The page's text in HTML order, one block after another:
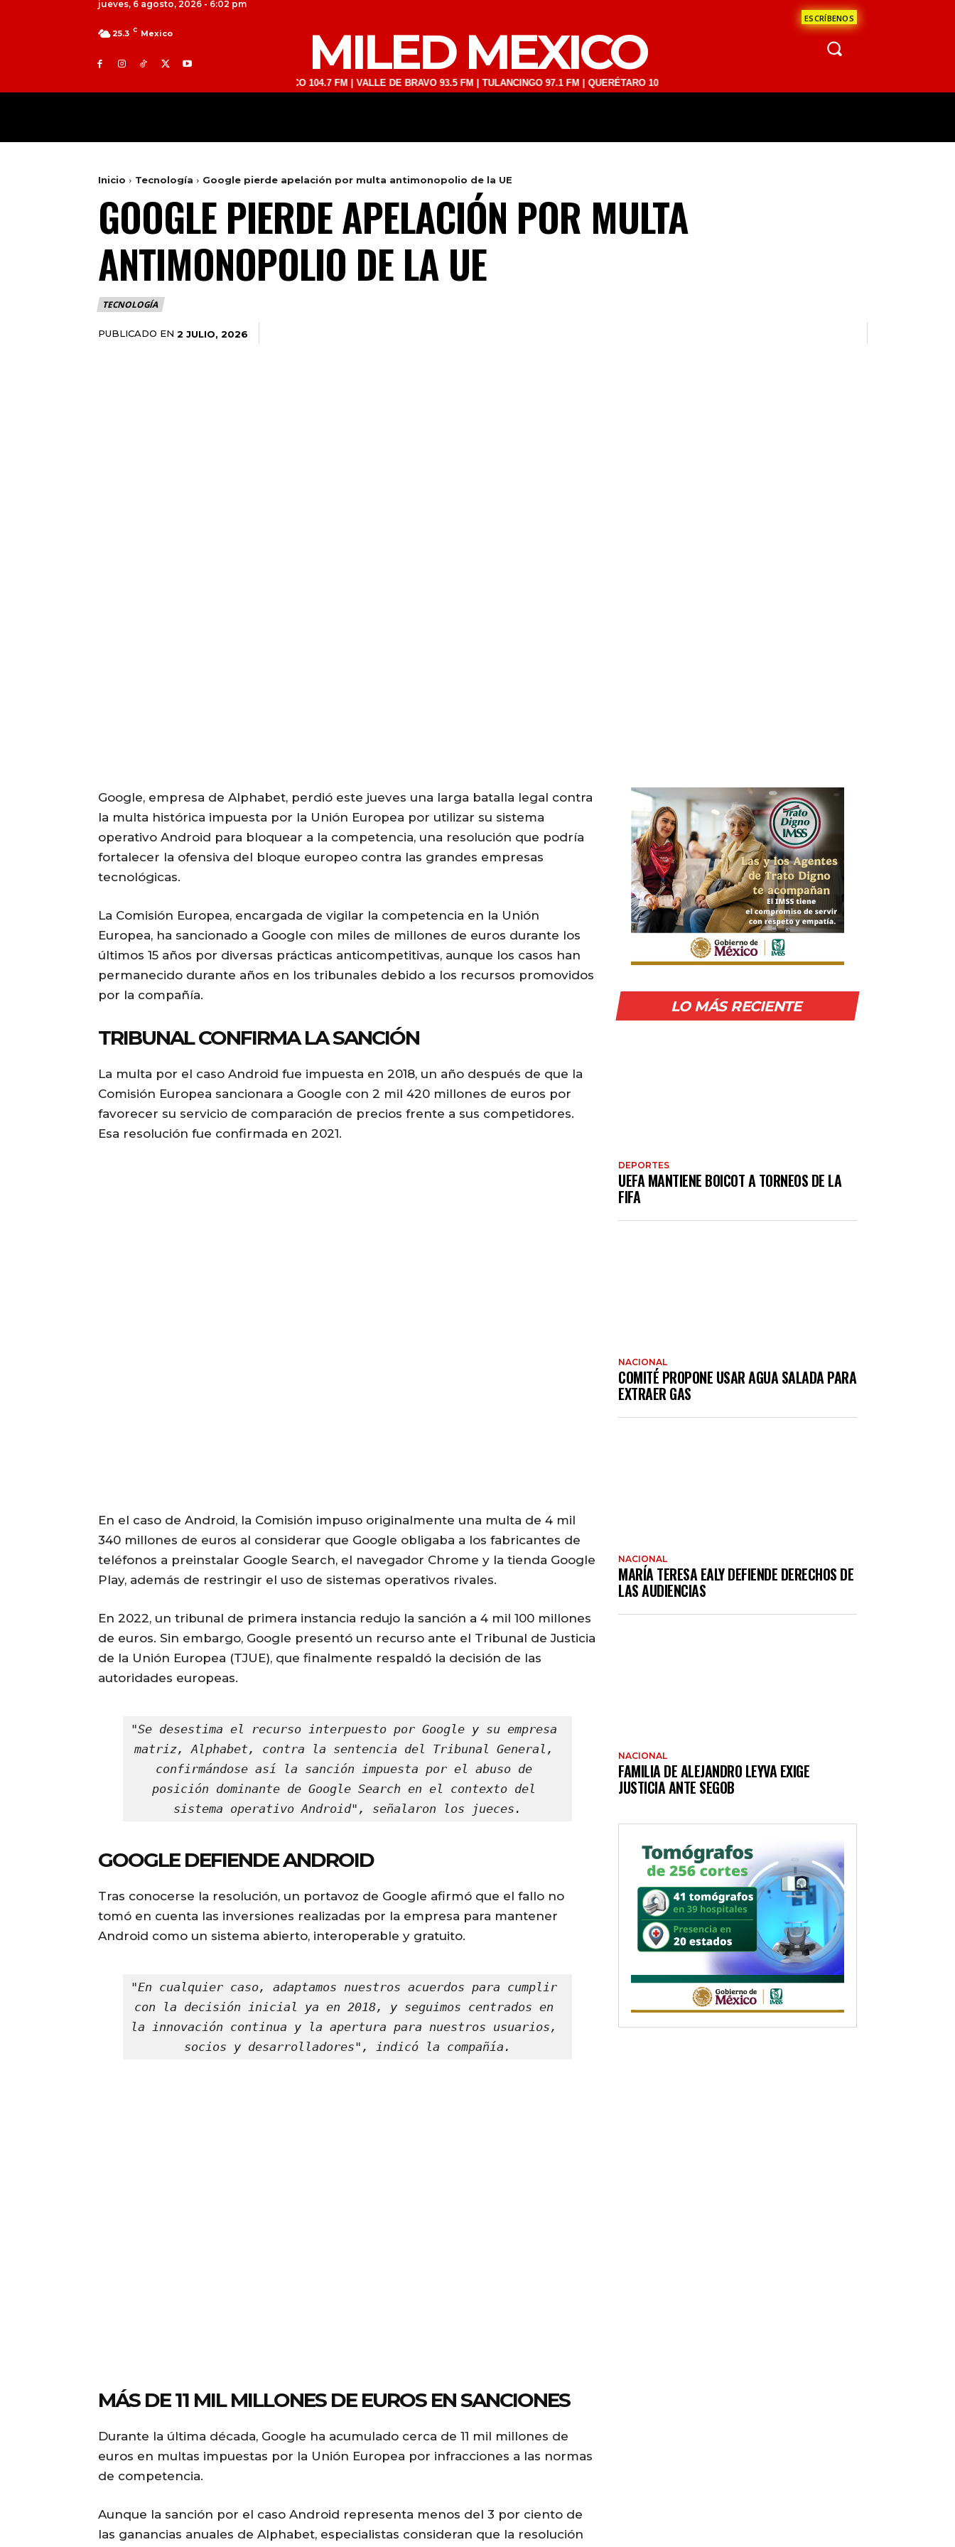
jueves, 6 agosto, 2026 - 6:02 pm
ESCRÍBENOS
25.3 C Mexico MILED MEXICO
TOLUCA 98.9 FM | ATLACOMULCO 104.7 FM | VALLE DE BRAVO 93.5 FM | TULANCINGO 97.1 FM | QUERÉTARO 103.1 FM | SAN JUAN DEL RÍO 93.1 FM | GUADALAJARA 1510 AM | LA PAZ
Inicio Tecnología Google pierde apelación por multa antimonopolio de la UE
GOOGLE PIERDE APELACIÓN POR MULTA
ANTIMONOPOLIO DE LA UE
TECNOLOGÍA
PUBLICADO EN 2 JULIO, 2026
Google, empresa de Alphabet, perdió este jueves una larga batalla legal contra
la multa histórica impuesta por la Unión Europea por utilizar su sistema
operativo Android para bloquear a la competencia, una resolución que podría
fortalecer la ofensiva del bloque europeo contra las grandes empresas
tecnológicas.
La Comisión Europea, encargada de vigilar la competencia en la Unión
Europea, ha sancionado a Google con miles de millones de euros durante los
últimos 15 años por diversas prácticas anticompetitivas, aunque los casos han
permanecido durante años en los tribunales debido a los recursos promovidos
por la compañía.
TRIBUNAL CONFIRMA LA SANCIÓN
La multa por el caso Android fue impuesta en 2018, un año después de que la
Comisión Europea sancionara a Google con 2 mil 420 millones de euros por
favorecer su servicio de comparación de precios frente a sus competidores.
Esa resolución fue confirmada en 2021.
En el caso de Android, la Comisión impuso originalmente una multa de 4 mil
340 millones de euros al considerar que Google obligaba a los fabricantes de
teléfonos a preinstalar Google Search, el navegador Chrome y la tienda Google
Play, además de restringir el uso de sistemas operativos rivales.
En 2022, un tribunal de primera instancia redujo la sanción a 4 mil 100 millones
de euros. Sin embargo, Google presentó un recurso ante el Tribunal de Justicia
de la Unión Europea (TJUE), que finalmente respaldó la decisión de las
autoridades europeas.
"Se desestima el recurso interpuesto por Google y su empresa
matriz, Alphabet, contra la sentencia del Tribunal General,
confirmándose así la sanción impuesta por el abuso de
posición dominante de Google Search en el contexto del
sistema operativo Android", señalaron los jueces.
GOOGLE DEFIENDE ANDROID
Tras conocerse la resolución, un portavoz de Google afirmó que el fallo no
tomó en cuenta las inversiones realizadas por la empresa para mantener
Android como un sistema abierto, interoperable y gratuito.
"En cualquier caso, adaptamos nuestros acuerdos para cumplir
con la decisión inicial ya en 2018, y seguimos centrados en
la innovación continua y la apertura para nuestros usuarios,
socios y desarrolladores", indicó la compañía.
MÁS DE 11 MIL MILLONES DE EUROS EN SANCIONES
Durante la última década, Google ha acumulado cerca de 11 mil millones de
euros en multas impuestas por la Unión Europea por infracciones a las normas
de competencia.
Aunque la sanción por el caso Android representa menos del 3 por ciento de
las ganancias anuales de Alphabet, especialistas consideran que la resolución
LO MÁS RECIENTE
DEPORTES
UEFA MANTIENE BOICOT A TORNEOS DE LA
FIFA
NACIONAL
COMITÉ PROPONE USAR AGUA SALADA PARA
EXTRAER GAS
NACIONAL
MARÍA TERESA EALY DEFIENDE DERECHOS DE
LAS AUDIENCIAS
NACIONAL
FAMILIA DE ALEJANDRO LEYVA EXIGE
JUSTICIA ANTE SEGOB